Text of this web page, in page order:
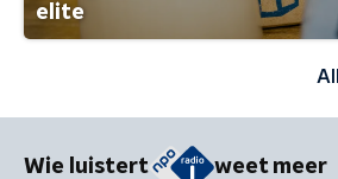
elite
Wie luistert weet meer